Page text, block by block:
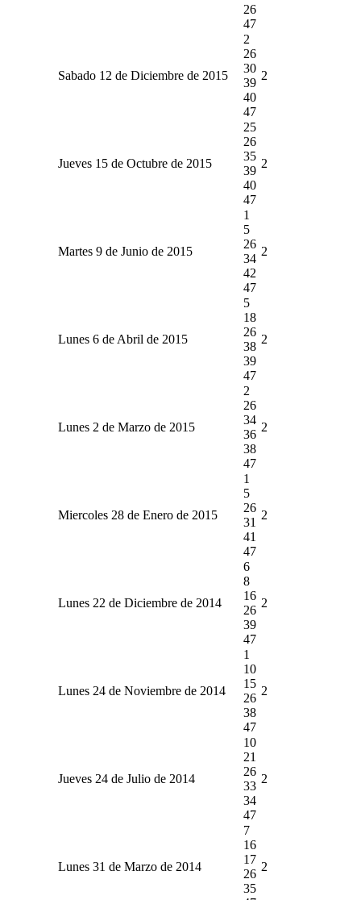
26
47
Sabado 12 de Diciembre de 2015
2
26
30
39
40
47
2
Jueves 15 de Octubre de 2015
25
26
35
39
40
47
2
Martes 9 de Junio de 2015
1
5
26
34
42
47
2
Lunes 6 de Abril de 2015
5
18
26
38
39
47
2
Lunes 2 de Marzo de 2015
2
26
34
36
38
47
2
Miercoles 28 de Enero de 2015
1
5
26
31
41
47
2
Lunes 22 de Diciembre de 2014
6
8
16
26
39
47
2
Lunes 24 de Noviembre de 2014
1
10
15
26
38
47
2
Jueves 24 de Julio de 2014
10
21
26
33
34
47
2
Lunes 31 de Marzo de 2014
7
16
17
26
35
2